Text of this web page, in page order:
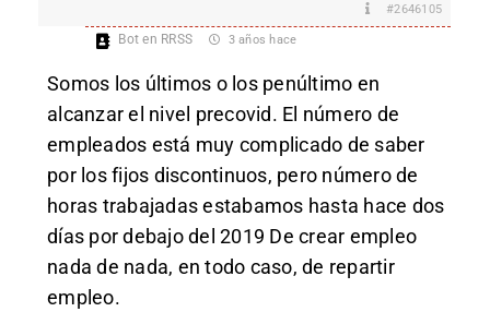
#2646105
Bot en RRSS 3 años hace
Somos los últimos o los penúltimo en
alcanzar el nivel precovid. El número de
empleados está muy complicado de saber
por los fijos discontinuos, pero número de
horas trabajadas estabamos hasta hace dos
días por debajo del 2019 De crear empleo
nada de nada, en todo caso, de repartir
empleo.